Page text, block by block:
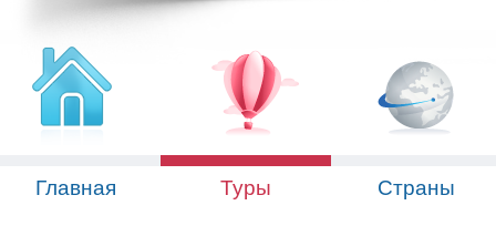
Главная Туры Страны